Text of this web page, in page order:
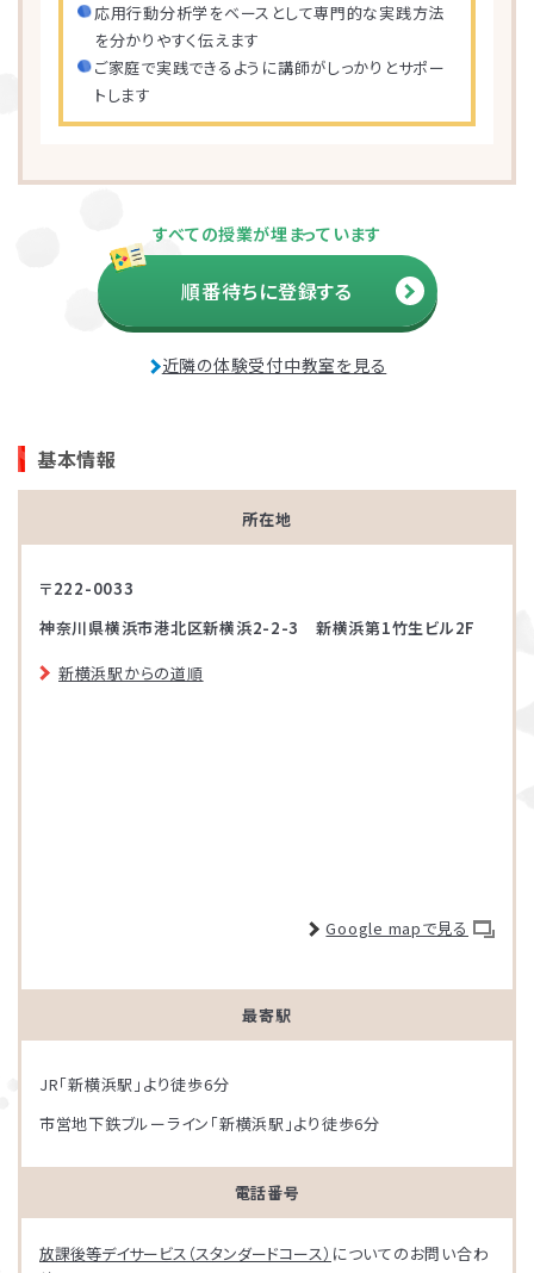
応用行動分析学をベースとして専門的な実践方法
を分かりやすく伝えます
ご家庭で実践できるように講師がしっかりとサポー
トします
すべての授業が埋まっています
順番待ちに登録する
近隣の体験受付中教室を見る
基本情報
所在地
〒222-0033
神奈川県横浜市港北区新横浜2-2-3 新横浜第1竹生ビル2F
新横浜駅からの道順
Google mapで見る
最寄駅
JR「新横浜駅」より徒歩6分
市営地下鉄ブルーライン「新横浜駅」より徒歩6分
電話番号
放課後等デイサービス（スタンダードコース） についてのお問い合わ